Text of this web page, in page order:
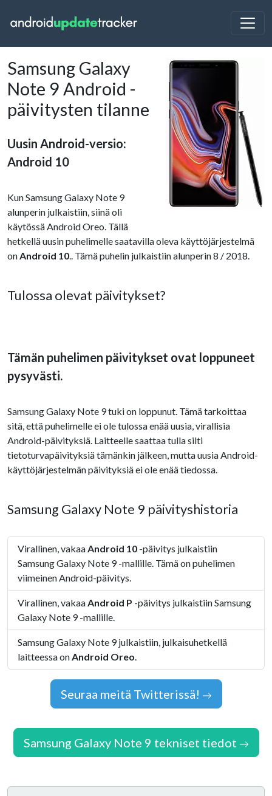
Samsung Galaxy
Note 9 Android -
päivitysten tilanne
Uusin Android-versio:
Android 10
Kun Samsung Galaxy Note 9
alunperin julkaistiin, siinä oli
käytössä Android Oreo. Tällä
hetkellä uusin puhelimelle saatavilla oleva käyttöjärjestelmä
onAndroid 10.. Tämä puhelin julkaistiin alunperin 8 / 2018.
Tulossa olevat päivitykset?
Tämän puhelimen päivitykset ovat loppuneet
pysyvästi.
Samsung Galaxy Note 9 tuki on loppunut. Tämä tarkoittaa
sitä, että puhelimelle ei ole tulossa enää uusia, virallisia
Android-päivityksiä. Laitteelle saattaa tulla silti
tietoturvapäivityksiä tämänkin jälkeen, mutta uusia Android-
käyttöjärjestelmän päivityksiä ei ole enää tiedossa.
Samsung Galaxy Note 9 päivityshistoria
Virallinen, vakaaAndroid 10 -päivitys julkaistiin
Samsung Galaxy Note 9 -mallille. Tämä on puhelimen
viimeinen Android-päivitys.
Virallinen, vakaaAndroid P -päivitys julkaistiin Samsung
Galaxy Note 9 -mallille.
Samsung Galaxy Note 9 julkaistiin, julkaisuhetkellä
laitteessa onAndroid Oreo.
Seuraa meitä Twitterissä!
Samsung Galaxy Note 9 tekniset tiedot